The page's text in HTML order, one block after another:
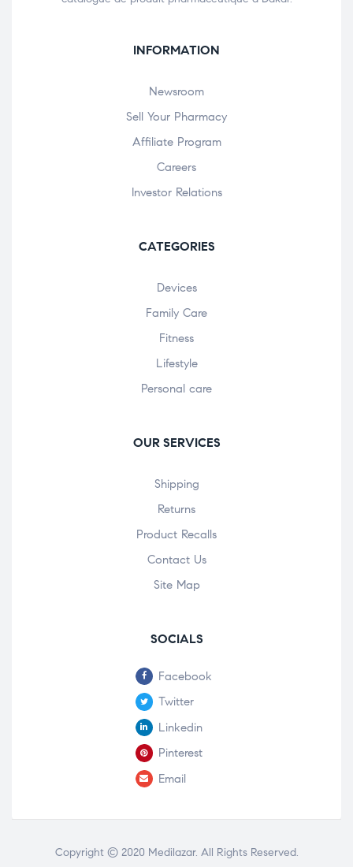
INFORMATION
Newsroom
Sell Your Pharmacy
Affiliate Program
Careers
Investor Relations
CATEGORIES
Devices
Family Care
Fitness
Lifestyle
Personal care
OUR SERVICES
Shipping
Returns
Product Recalls
Contact Us
Site Map
SOCIALS
Facebook
Twitter
Linkedin
Pinterest
Email
Copyright © 2020 Medilazar. All Rights Reserved.